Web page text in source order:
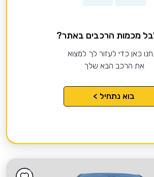
מכמות הרכבים באתר?
כאן כדי לעזור לך למצוא
את הרכב הבא שלך
בוא נתחיל >